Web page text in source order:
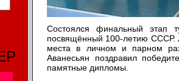
Состоялся финальный этап
посвящённый 100-летию СССР.
места в личном и парном
Аванесьян поздравил
памятные дипломы.